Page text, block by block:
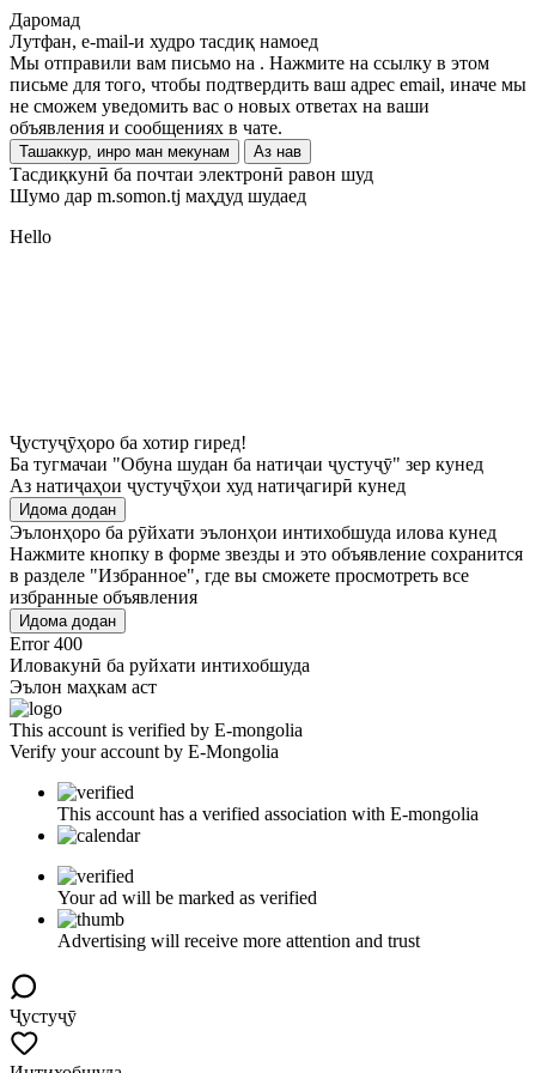
Даромад
Лутфан, e-mail-и худро тасдиқ намоед
Мы отправили вам письмо на . Нажмите на ссылку в этом
письме для того, чтобы подтвердить ваш адрес email, иначе мы
не сможем уведомить вас о новых ответах на ваши
объявления и сообщениях в чате.
Ташаккур, инро ман мекунам Аз нав
Тасдиқкунӣ ба почтаи электронӣ равон шуд
Шумо дар m.somon.tj маҳдуд шудаед
Hello
Ҷустуҷӯҳоро ба хотир гиред!
Ба тугмачаи "Обуна шудан ба натиҷаи ҷустуҷӯ" зер кунед
Аз натиҷаҳои ҷустуҷӯҳои худ натиҷагирӣ кунед
Идома додан
Эълонҳоро ба рӯйхати эълонҳои интихобшуда илова кунед
Нажмите кнопку в форме звезды и это объявление сохранится
в разделе "Избранное", где вы сможете просмотреть все
избранные объявления
Идома додан
Error 400
Иловакунӣ ба руйхати интихобшуда
Эълон маҳкам аст
This account is verified by E-mongolia
Verify your account by E-Mongolia
This account has a verified association with E-mongolia
Your ad will be marked as verified
Advertising will receive more attention and trust
Ҷустуҷӯ